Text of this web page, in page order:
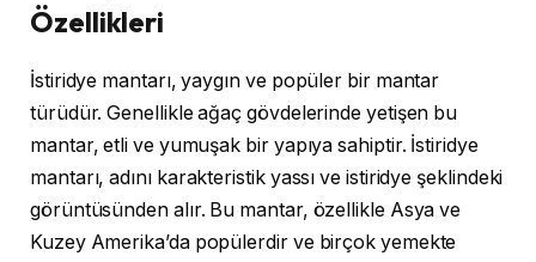
Özellikleri
İstiridye mantarı, yaygın ve popüler bir mantar
türüdür. Genellikle ağaç gövdelerinde yetişen bu
mantar, etli ve yumuşak bir yapıya sahiptir. İstiridye
mantarı, adını karakteristik yassı ve istiridye şeklindeki
görüntüsünden alır. Bu mantar, özellikle Asya ve
Kuzey Amerika’da popülerdir ve birçok yemekte